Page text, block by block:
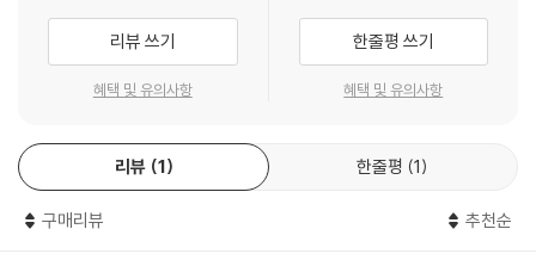
-짧은 꾸밈음과 왈츠 반주
20. 체르니 100연습곡(Op.139), No.21
-오른손의 원활함과 왼손 지속음
●쉬는시간
21. 체르니 100연습곡(Op.139), No.9
리뷰 쓰기
혜택 및 유의사항
한줄평 쓰기
혜택 및 유의사항
리뷰 1 한줄평 1
구매리뷰 추천순